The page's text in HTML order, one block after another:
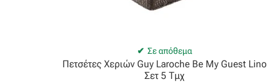
Σε απόθεμα
Πετσέτες Χεριών Guy Laroche Be My Guest Lino
Σετ 5 Τμχ